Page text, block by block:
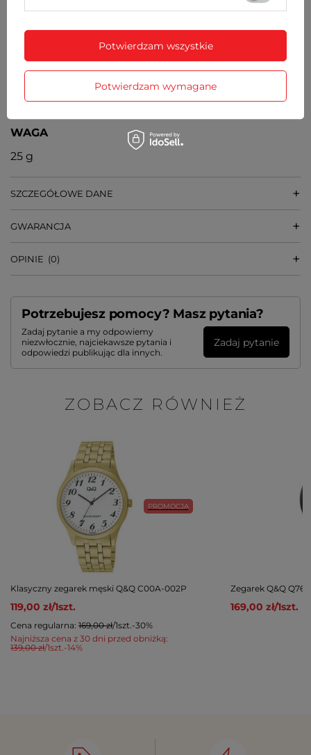
28 mm x 28 mm [szer x wys]
8 mm
SZEROKOŚĆ PASKA PRZY KOPERCIE
WAGA
25 g
SZCZEGÓŁOWE DANE
GWARANCJA
OPINIE (0)
Potrzebujesz pomocy? Masz pytania?
Zadaj pytanie a my odpowiemy
niezwłocznie, najciekawsze pytania i
odpowiedzi publikując dla innych.
Zadaj pytanie
ZOBACZ RÓWNIEŻ
PROMOCJA
Klasyczny zegarek męski Q&Q C00A-002P
119,00 zł/1szt.
Najniższa cena z 30 dni przed obniżką:
139,00 zł/1szt.-14%
Cena regularna: 169,00 zł/1szt.-30%
Zegarek Q&Q
169,00 zł/1szt.
Potwierdzam wymagane
Potwierdzam wszystkie